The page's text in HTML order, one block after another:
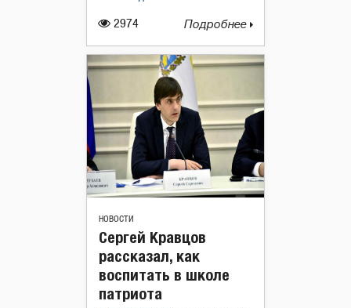
2974 Подробнее
НОВОСТИ
Сергей Кравцов
рассказал, как
воспитать в школе
патриота